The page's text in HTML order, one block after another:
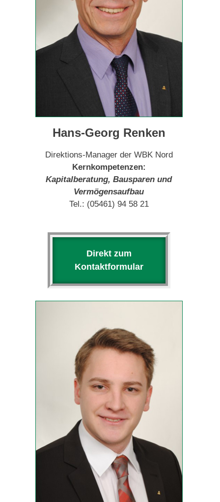
Hans-Georg Renken
Direktions-Manager der WBK Nord
Kernkompetenzen:
Kapitalberatung, Bausparen und
Vermögensaufbau
Tel.: (05461) 94 58 21
Direkt zum
Kontaktformular